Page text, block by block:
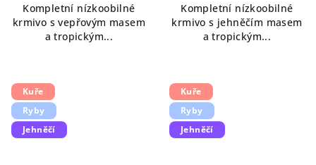
Kompletní nízkoobilné
krmivo s vepřovým masem
a tropickým...
Kompletní nízkoobilné
krmivo s jehněčím masem
a tropickým...
Kuře
Ryby
Jehněčí
Kuře
Ryby
Jehněčí